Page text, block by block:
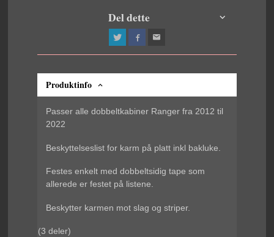
Del dette
Produktinfo
Passer alle dobbeltkabiner Ranger fra 2012 til
2022
Beskyttelseslist for karm på platt inkl bakluke.
Festes enkelt med dobbeltsidig tape som
allerede er festet på listene.
Beskytter karmen mot slag og striper.
(3 deler)